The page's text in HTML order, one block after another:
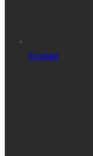
Kontakt